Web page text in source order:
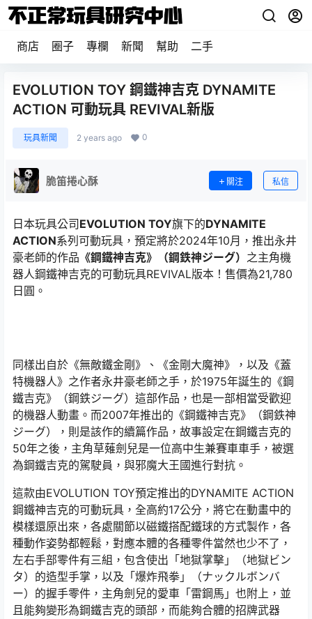
商店 圈子 專欄 新聞 幫助 二手
EVOLUTION TOY 鋼鐵神吉克 DYNAMITE
ACTION 可動玩具 REVIVAL新版
玩具新聞 2 years ago 0
脆笛捲心酥 關注 私信
日本玩具公司 EVOLUTION TOY旗下的DYNAMITE
ACTION系列可動玩具，預定將於2024年10月，推出永井
豪老師的作品 《鋼鐵神吉克》（鋼鉄神ジーグ） 之主角機
器人鋼鐵神吉克的可動玩具REVIVAL版本！售價為21,780
日圓。
同樣出自於《無敵鐵金剛》、《金剛大魔神》，以及《蓋
特機器人》之作者永井豪老師之手，於1975年誕生的《鋼
鐵吉克》（鋼鉄ジーグ）這部作品，也是一部相當受歡迎
的機器人動畫。而2007年推出的《鋼鐵神吉克》（鋼鉄神
ジーグ），則是該作的續篇作品，故事設定在鋼鐵吉克的
50年之後，主角草薙劍兒是一位高中生兼賽車車手，被選
為鋼鐵吉克的駕駛員，與邪魔大王國進行對抗。
這款由EVOLUTION TOY預定推出的DYNAMITE ACTION
鋼鐵神吉克的可動玩具，全高約17公分，將它在動畫中的
模樣還原出來，各處關節以磁鐵搭配鐵球的方式製作，各
種動作姿勢都輕鬆，對應本體的各種零件當然也少不了，
左右手部零件有三組，包含使出「地獄掌擊」（地獄ビン
タ）的造型手掌，以及「爆炸飛拳」（ナックルボンバ
ー）的握手零件，主角劍兒的愛車「雷鋼馬」也附上，並
且能夠變形為鋼鐵吉克的頭部，而能夠合體的招牌武器